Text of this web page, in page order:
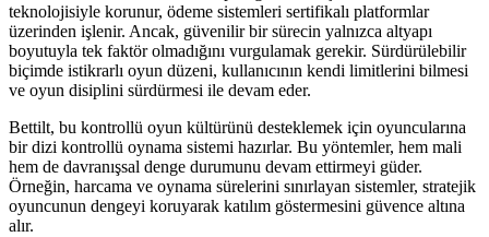
teknolojisiyle korunur, ödeme sistemleri sertifikalı platformlar
üzerinden işlenir. Ancak, güvenilir bir sürecin yalnızca altyapı
boyutuyla tek faktör olmadığını vurgulamak gerekir. Sürdürülebilir
biçimde istikrarlı oyun düzeni, kullanıcının kendi limitlerini bilmesi
ve oyun disiplini sürdürmesi ile devam eder.
Bettilt, bu kontrollü oyun kültürünü desteklemek için oyuncularına
bir dizi kontrollü oynama sistemi hazırlar. Bu yöntemler, hem mali
hem de davranışsal denge durumunu devam ettirmeyi güder.
Örneğin, harcama ve oynama sürelerini sınırlayan sistemler, stratejik
oyuncunun dengeyi koruyarak katılım göstermesini güvence altına
alır.